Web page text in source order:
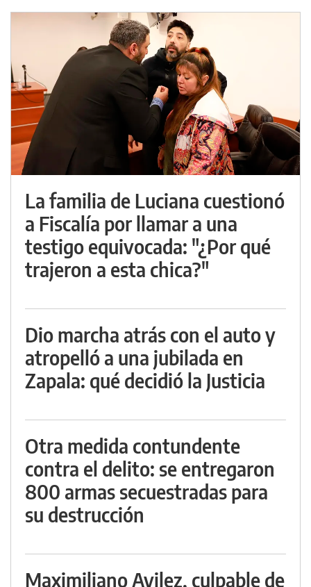
La familia de Luciana cuestionó
a Fiscalía por llamar a una
testigo equivocada: "¿Por qué
trajeron a esta chica?"
Dio marcha atrás con el auto y
atropelló a una jubilada en
Zapala: qué decidió la Justicia
Otra medida contundente
contra el delito: se entregaron
800 armas secuestradas para
su destrucción
Maximiliano Avilez, culpable de